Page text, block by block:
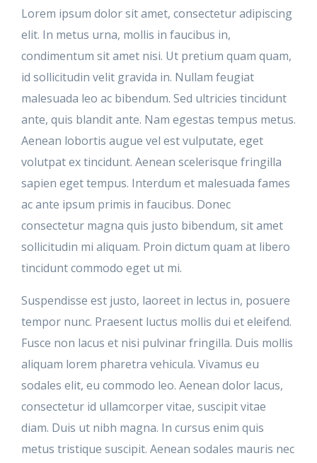
Lorem ipsum dolor sit amet, consectetur adipiscing
elit. In metus urna, mollis in faucibus in,
condimentum sit amet nisi. Ut pretium quam quam,
id sollicitudin velit gravida in. Nullam feugiat
malesuada leo ac bibendum. Sed ultricies tincidunt
ante, quis blandit ante. Nam egestas tempus metus.
Aenean lobortis augue vel est vulputate, eget
volutpat ex tincidunt. Aenean scelerisque fringilla
sapien eget tempus. Interdum et malesuada fames
ac ante ipsum primis in faucibus. Donec
consectetur magna quis justo bibendum, sit amet
sollicitudin mi aliquam. Proin dictum quam at libero
tincidunt commodo eget ut mi.
Suspendisse est justo, laoreet in lectus in, posuere
tempor nunc. Praesent luctus mollis dui et eleifend.
Fusce non lacus et nisi pulvinar fringilla. Duis mollis
aliquam lorem pharetra vehicula. Vivamus eu
sodales elit, eu commodo leo. Aenean dolor lacus,
consectetur id ullamcorper vitae, suscipit vitae
diam. Duis ut nibh magna. In cursus enim quis
metus tristique suscipit. Aenean sodales mauris nec